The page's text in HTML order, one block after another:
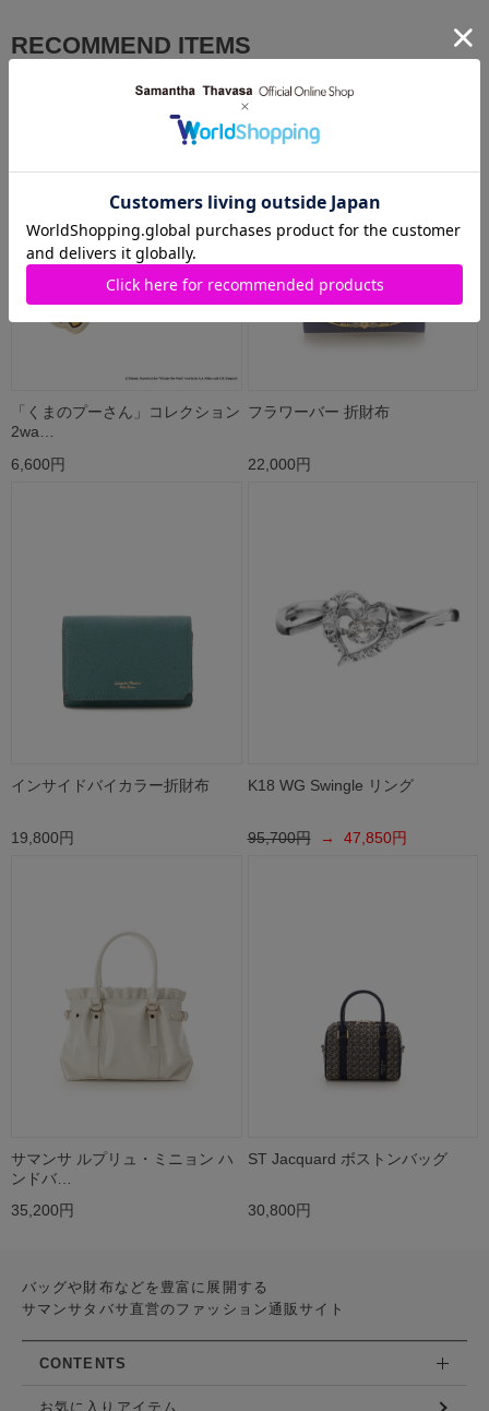
RECOMMEND ITEMS
「くまのプーさん」コレクション
2wa…
6,600円
フラワーバー 折財布
22,000円
インサイドバイカラー折財布
19,800円
K18 WG Swingle リング
95,700円→ 47,850円
サマンサ ルプリュ・ミニョン ハ
ンドバ…
35,200円
ST Jacquard ボストンバッグ
30,800円
バッグや財布などを豊富に展開する
サマンサタバサ直営のファッション通販サイト
CONTENTS
お気に入りアイテム